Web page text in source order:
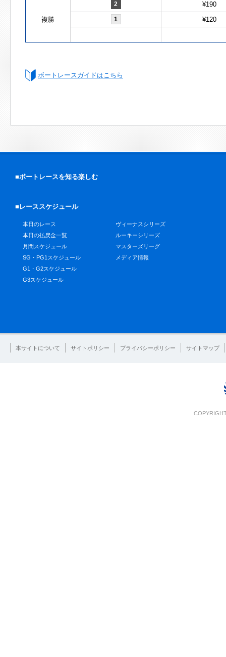
複勝
2 ¥190
1 ¥120
ボートレースガイドはこちら
■ボートレースを知る楽しむ
■レーススケジュール
本日のレース
本日の払戻金一覧
月間スケジュール
SG・PG1スケジュール
G1・G2スケジュール
G3スケジュール
ヴィーナスシリーズ
ルーキーシリーズ
マスターズリーグ
メディア情報
本サイトについて サイトポリシー プライバシーポリシー サイトマップ